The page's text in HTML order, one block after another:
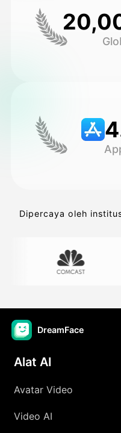
Dipercaya oleh
DreamFace
Alat AI
Avatar Video
Video AI